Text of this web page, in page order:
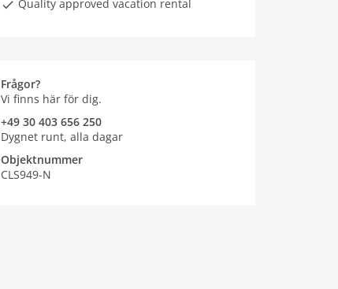
Quality approved vacation rental
Frågor?
Vi finns här för dig.
+49 30 403 656 250
Dygnet runt, alla dagar
Objektnummer
CLS949-N